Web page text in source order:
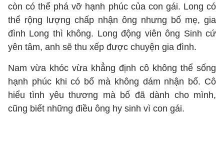
còn có thể phá vỡ hạnh phúc của con gái. Long có
thể rộng lượng chấp nhận ông nhưng bố mẹ, gia
đình Long thì không. Long động viên ông Sinh cứ
yên tâm, anh sẽ thu xếp được chuyện gia đình.
Nam vừa khóc vừa khẳng định cô không thể sống
hạnh phúc khi có bố mà không dám nhận bố. Cô
hiểu tình yêu thương mà bố đã dành cho mình,
cũng biết những điều ông hy sinh vì con gái.